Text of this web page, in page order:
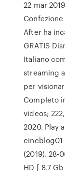
22 mar
After ha
GRATIS
Italiano
streaming
per
Completo
videos;
2020. Play
cineblog01
(2019). 28-
HD [ 8.7